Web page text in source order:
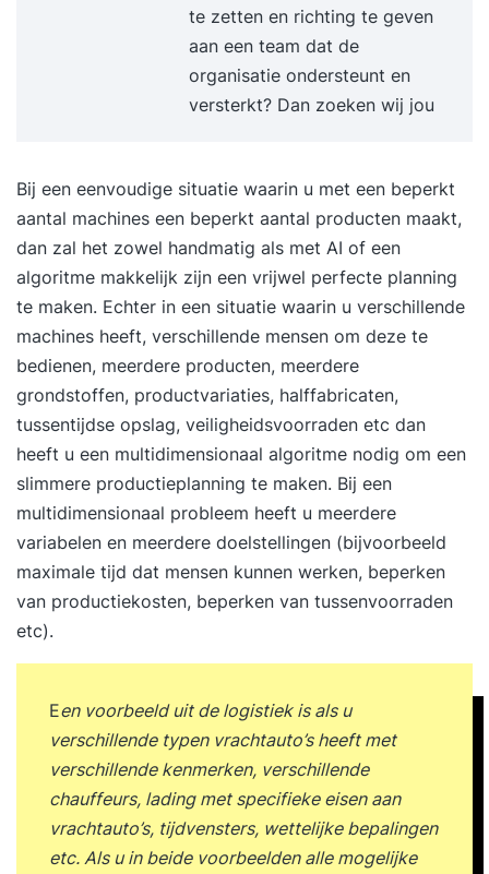
te zetten en richting te geven
aan een team dat de
organisatie ondersteunt en
versterkt? Dan zoeken wij jou
Bij een eenvoudige situatie waarin u met een beperkt
aantal machines een beperkt aantal producten maakt,
dan zal het zowel handmatig als met AI of een
algoritme makkelijk zijn een vrijwel perfecte planning
te maken. Echter in een situatie waarin u verschillende
machines heeft, verschillende mensen om deze te
bedienen, meerdere producten, meerdere
grondstoffen, productvariaties, halffabricaten,
tussentijdse opslag, veiligheidsvoorraden etc dan
heeft u een multidimensionaal algoritme nodig om een
slimmere productieplanning te maken. Bij een
multidimensionaal probleem heeft u meerdere
variabelen en meerdere doelstellingen (bijvoorbeeld
maximale tijd dat mensen kunnen werken, beperken
van productiekosten, beperken van tussenvoorraden
etc).
Een voorbeeld uit de logistiek is als u
verschillende typen vrachtauto’s heeft met
verschillende kenmerken, verschillende
chauffeurs, lading met specifieke eisen aan
vrachtauto’s, tijdvensters, wettelijke bepalingen
etc. Als u in beide voorbeelden alle mogelijke